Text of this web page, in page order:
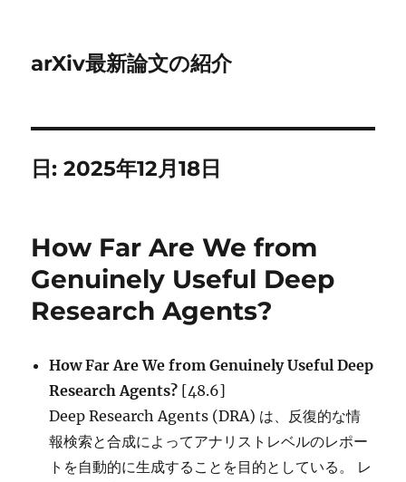
arXiv最新論文の紹介
日:2025年12月18日
How Far Are We from
Genuinely Useful Deep
Research Agents?
How Far Are We from Genuinely Useful Deep
Research Agents? [48.6]
Deep Research Agents (DRA) は、反復的な情
報検索と合成によってアナリストレベルのレポー
トを自動的に生成することを目的としている。 レ